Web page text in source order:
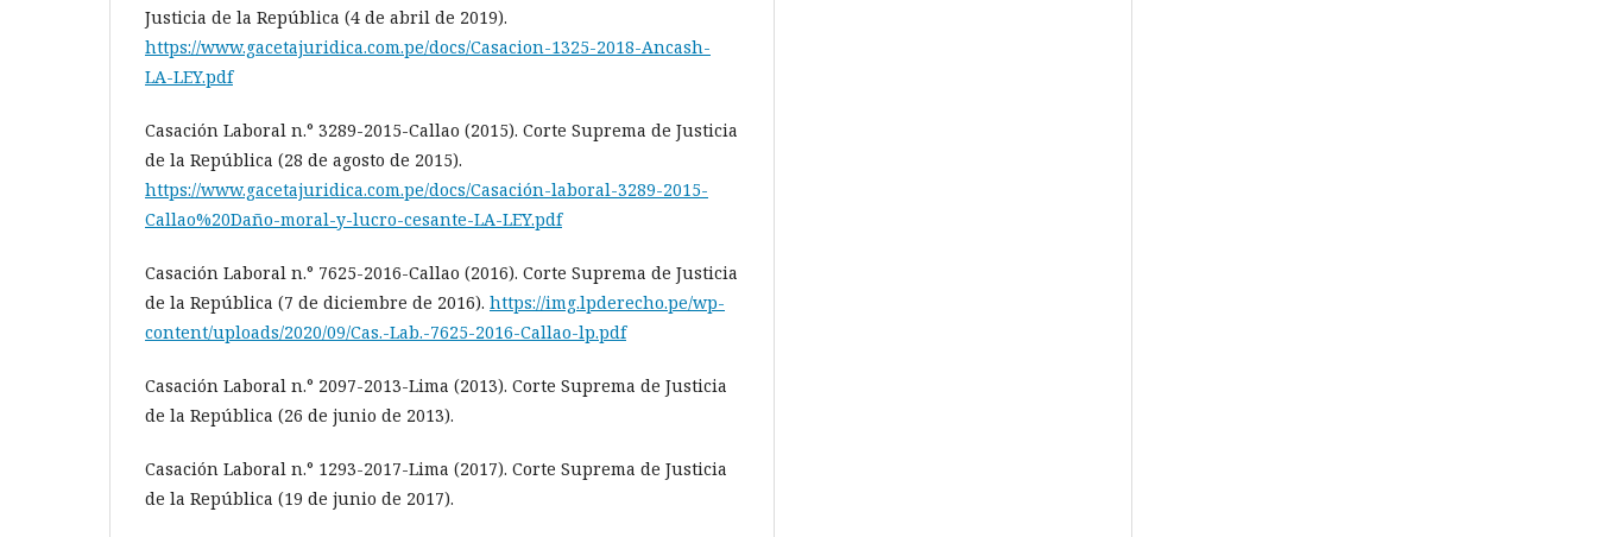
Justicia de la República (4 de abril de 2019).
https://www.gacetajuridica.com.pe/docs/Casacion-1325-2018-Ancash-
LA-LEY.pdf
Casación Laboral n.° 3289-2015-Callao (2015). Corte Suprema de Justicia
de la República (28 de agosto de 2015).
https://www.gacetajuridica.com.pe/docs/Casación-laboral-3289-2015-
Callao%20Daño-moral-y-lucro-cesante-LA-LEY.pdf
Casación Laboral n.° 7625-2016-Callao (2016). Corte Suprema de Justicia
de la República (7 de diciembre de 2016). https://img.lpderecho.pe/wp-
content/uploads/2020/09/Cas.-Lab.-7625-2016-Callao-lp.pdf
Casación Laboral n.° 2097-2013-Lima (2013). Corte Suprema de Justicia
de la República (26 de junio de 2013).
Casación Laboral n.° 1293-2017-Lima (2017). Corte Suprema de Justicia
de la República (19 de junio de 2017).